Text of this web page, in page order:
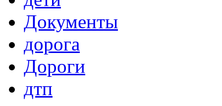
Документы
дорога
Дороги
дтп